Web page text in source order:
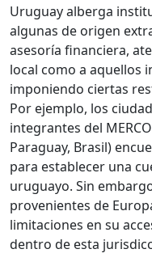
Uruguay alberga
algunas de origen
asesoría financiera,
local como a aquellos
imponiendo ciertas
Por ejemplo, los
integrantes del
Paraguay, Brasil)
para establecer una
uruguayo. Sin
provenientes de
limitaciones en su
dentro de esta